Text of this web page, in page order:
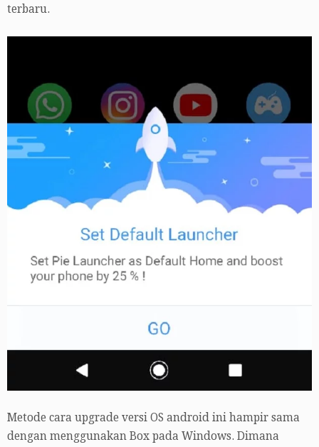
terbaru.
Metode cara upgrade versi OS android ini hampir sama
dengan menggunakan Box pada Windows. Dimana